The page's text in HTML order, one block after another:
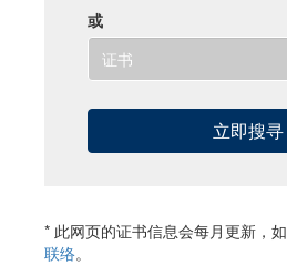
或
* 此网页的证书信息会每月更新，
联络。